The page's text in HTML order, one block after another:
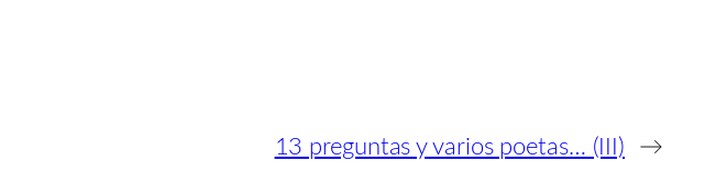
13 preguntas y varios poetas… (III) →